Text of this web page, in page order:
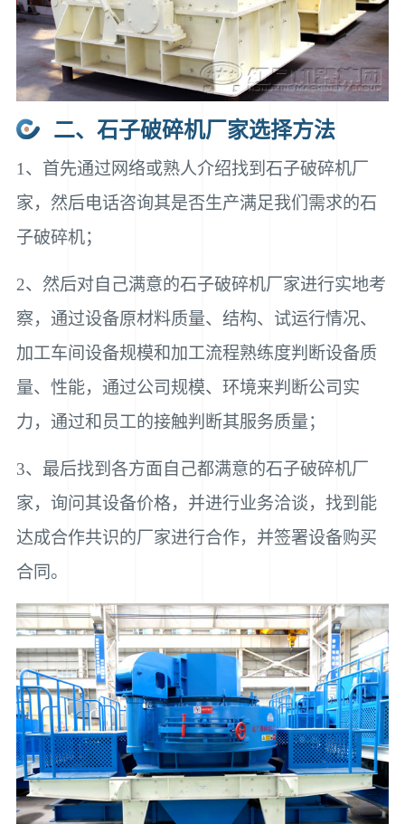
二、石子破碎机厂家选择方法
1、首先通过网络或熟人介绍找到石子破碎机厂
家，然后电话咨询其是否生产满足我们需求的石
子破碎机；
2、然后对自己满意的石子破碎机厂家进行实地考
察，通过设备原材料质量、结构、试运行情况、
加工车间设备规模和加工流程熟练度判断设备质
量、性能，通过公司规模、环境来判断公司实
力，通过和员工的接触判断其服务质量；
3、最后找到各方面自己都满意的石子破碎机厂
家，询问其设备价格，并进行业务洽谈，找到能
达成合作共识的厂家进行合作，并签署设备购买
合同。